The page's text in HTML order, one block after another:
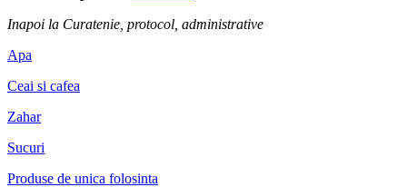
Inapoi la Curatenie, protocol, administrative
Apa
Ceai si cafea
Zahar
Sucuri
Produse de unica folosinta